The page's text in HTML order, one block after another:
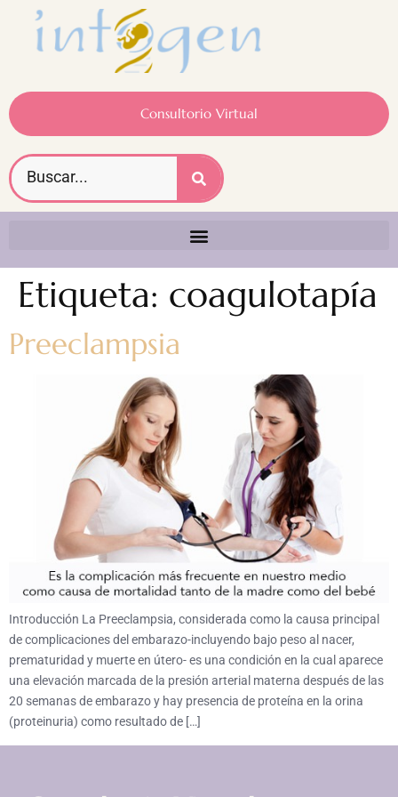
Consultorio Virtual
Etiqueta: coagulotapía
Preeclampsia
Introducción La Preeclampsia, considerada como la causa principal
de complicaciones del embarazo-incluyendo bajo peso al nacer,
prematuridad y muerte en útero- es una condición en la cual aparece
una elevación marcada de la presión arterial materna después de las
20 semanas de embarazo y hay presencia de proteína en la orina
(proteinuria) como resultado de […]